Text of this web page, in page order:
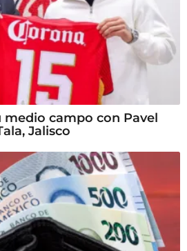
medio campo con Pavel
Jalisco